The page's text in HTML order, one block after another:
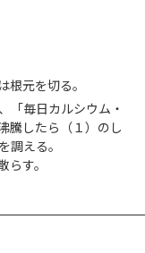
根元を切る。
「毎日カルシウム・
騰したら（１）のし
調える。
す。